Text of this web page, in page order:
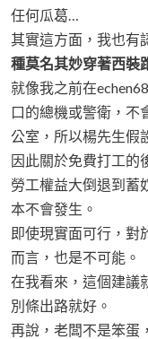
任何瓜葛…
其實這方面，我也有
種莫名其妙穿著西裝
就像我之前在
口的總機或警衛，不
公室，所以楊先生假
因此關於免費打工的
勞工權益大倒退到蓄
本不會發生。
即使現實面可行，對
而言，也是不可能。
在我看來，這個建議
別條出路就好。
再說，老闆不是笨蛋